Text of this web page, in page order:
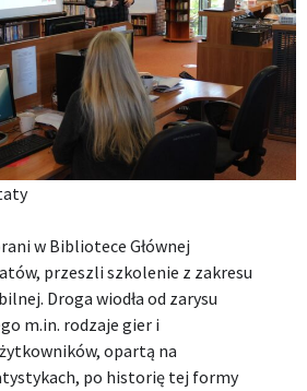
w Bibliotece Głównej
przeszli szkolenie z zakresu
Droga wiodła od zarysu
m.in. rodzaje gier i
opartą na
po historię tej formy